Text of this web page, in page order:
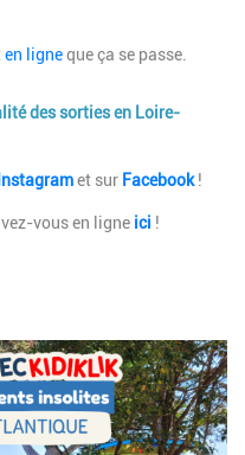
en ligneque ça se passe.
des sorties en Loire-
Instagramet sur Facebook!
vous en ligne ici !